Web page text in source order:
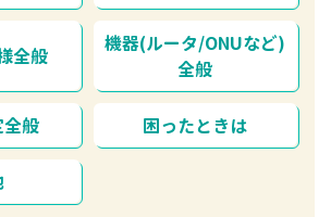
全般
機器(ルータ/ONUなど)
全般
般 困ったときは